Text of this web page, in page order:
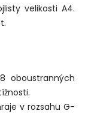
velikosti A4.
oboustranných
v rozsahu G-